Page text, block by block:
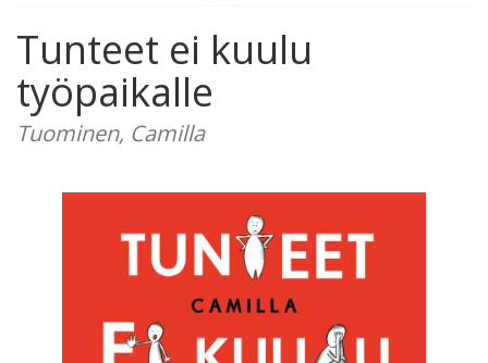
Tunteet ei kuulu
työpaikalle
Tuominen, Camilla